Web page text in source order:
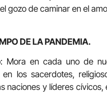
gozo de caminar en el
DE LA PANDEMIA.
Mora en cada uno de
en los sacerdotes,
naciones y líderes